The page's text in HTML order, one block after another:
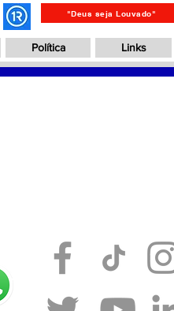
"Deus seja Louvado"
Política Links